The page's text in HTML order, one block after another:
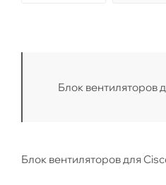
Блок вентиляторов
Блок вентиляторов для